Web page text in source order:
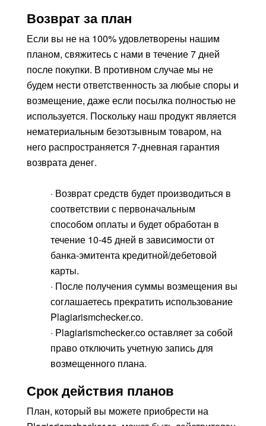
Возврат за план
Если вы не на 100% удовлетворены нашим
планом, свяжитесь с нами в течение 7 дней
после покупки. В противном случае мы не
будем нести ответственность за любые споры и
возмещение, даже если посылка полностью не
используется. Поскольку наш продукт является
нематериальным безотзывным товаром, на
него распространяется 7-дневная гарантия
возврата денег.
· Возврат средств будет производиться в
соответствии с первоначальным
способом оплаты и будет обработан в
течение 10-45 дней в зависимости от
банка-эмитента кредитной/дебетовой
карты.
· После получения суммы возмещения вы
соглашаетесь прекратить использование
Plagiarismchecker.co.
· Plagiarismchecker.co оставляет за собой
право отключить учетную запись для
возмещенного плана.
Срок действия планов
План, который вы можете приобрести на